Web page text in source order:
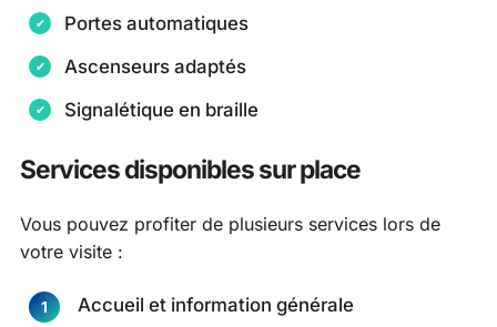
Portes automatiques
Ascenseurs adaptés
Signalétique en braille
Services disponibles sur place
Vous pouvez profiter de plusieurs services lors de
votre visite :
Accueil et information générale